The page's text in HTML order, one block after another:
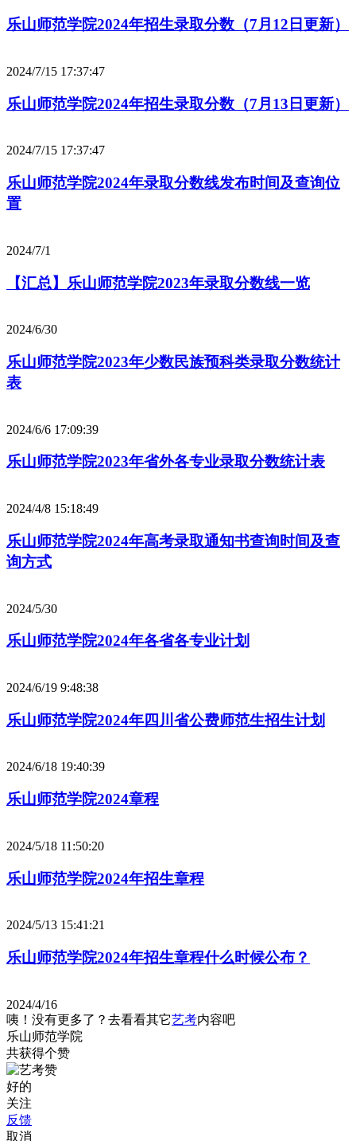
乐山师范学院2024年招生录取分数（7月12日更新）
2024/7/15 17:37:47
乐山师范学院2024年招生录取分数（7月13日更新）
2024/7/15 17:37:47
乐山师范学院2024年录取分数线发布时间及查询位
置
2024/7/1
【汇总】乐山师范学院2023年录取分数线一览
2024/6/30
乐山师范学院2023年少数民族预科类录取分数统计
表
2024/6/6 17:09:39
乐山师范学院2023年省外各专业录取分数统计表
2024/4/8 15:18:49
乐山师范学院2024年高考录取通知书查询时间及查
询方式
2024/5/30
乐山师范学院2024年各省各专业计划
2024/6/19 9:48:38
乐山师范学院2024年四川省公费师范生招生计划
2024/6/18 19:40:39
乐山师范学院2024章程
2024/5/18 11:50:20
乐山师范学院2024年招生章程
2024/5/13 15:41:21
乐山师范学院2024年招生章程什么时候公布？
2024/4/16
咦！没有更多了？去看看其它艺考内容吧
乐山师范学院
共获得个赞
好的
关注
反馈
取消